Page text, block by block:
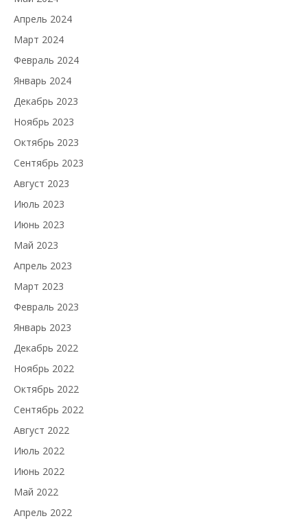
Апрель 2024
Март 2024
Февраль 2024
Январь 2024
Декабрь 2023
Ноябрь 2023
Октябрь 2023
Сентябрь 2023
Август 2023
Июль 2023
Июнь 2023
Май 2023
Апрель 2023
Март 2023
Февраль 2023
Январь 2023
Декабрь 2022
Ноябрь 2022
Октябрь 2022
Сентябрь 2022
Август 2022
Июль 2022
Июнь 2022
Май 2022
Апрель 2022